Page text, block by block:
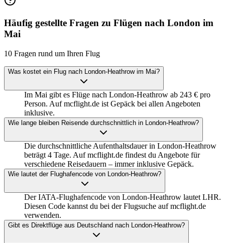
Häufig gestellte Fragen zu Flügen nach London im
Mai
10 Fragen rund um Ihren Flug
Was kostet ein Flug nach London-Heathrow im Mai?
Im Mai gibt es Flüge nach London-Heathrow ab 243 € pro
Person. Auf mcflight.de ist Gepäck bei allen Angeboten
inklusive.
Wie lange bleiben Reisende durchschnittlich in London-Heathrow?
Die durchschnittliche Aufenthaltsdauer in London-Heathrow
beträgt 4 Tage. Auf mcflight.de findest du Angebote für
verschiedene Reisedauern – immer inklusive Gepäck.
Wie lautet der Flughafencode von London-Heathrow?
Der IATA-Flughafencode von London-Heathrow lautet LHR.
Diesen Code kannst du bei der Flugsuche auf mcflight.de
verwenden.
Gibt es Direktflüge aus Deutschland nach London-Heathrow?